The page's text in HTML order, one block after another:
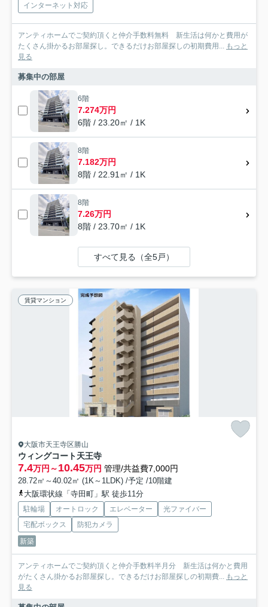
インターネット対応
アンティホームでご契約頂くと仲介手数料無料 新生活は何かと費用が
たくさん掛かるお部屋探し。できるだけお部屋探しの初期費用...
もっと
見る
募集中の部屋
6階
7.274万円
6階 / 23.20㎡ / 1K
8階
7.182万円
8階 / 22.91㎡ / 1K
8階
7.26万円
8階 / 23.70㎡ / 1K
すべて見る（全5戸）
賃貸マンション
大阪市天王寺区勝山
ウィングコート天王寺
7.4万円～10.45万円 管理/共益費7,000円
28.72㎡～40.02㎡ (1K～1LDK) /予定 /10階建
大阪環状線「寺田町」駅 徒歩11分
駐輪場 オートロック エレベーター
光ファイバー
宅配ボックス
防犯カメラ
新築
アンティホームでご契約頂くと仲介手数料半月分 新生活は何かと費用
がたくさん掛かるお部屋探し。できるだけお部屋探しの初期費...
もっと
見る